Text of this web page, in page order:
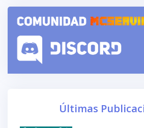
Últimas